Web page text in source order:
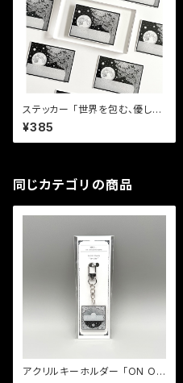
ステッカー 「世界を包む、優しい
光」
¥385
同じカテゴリの商品
アクリルキーホルダー 「ON OF